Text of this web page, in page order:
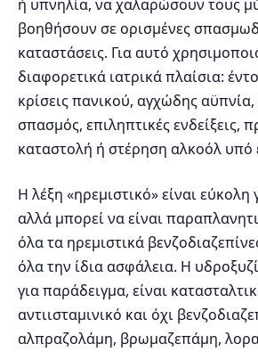
ή υπνηλία, να χαλαρώσουν τους
βοηθήσουν σε ορισμένες
καταστάσεις. Για αυτό
διαφορετικά ιατρικά πλαίσια:
κρίσεις πανικού, αγχώδης αϋπνία,
σπασμός, επιληπτικές ενδείξεις,
καταστολή ή στέρηση αλκοόλ υπό
Η λέξη «ηρεμιστικό» είναι εύκολη
αλλά μπορεί να είναι
όλα τα ηρεμιστικά
όλα την ίδια ασφάλεια. Η
για παράδειγμα, είναι
αντιισταμινικό και όχι
αλπραζολάμη, βρωμαζεπάμη,